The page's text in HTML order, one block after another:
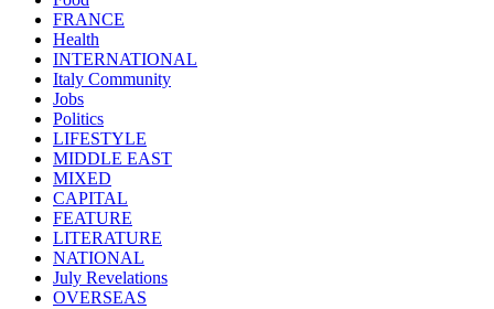
FRANCE
Health
INTERNATIONAL
Italy Community
Jobs
Politics
LIFESTYLE
MIDDLE EAST
MIXED
CAPITAL
FEATURE
LITERATURE
NATIONAL
July Revelations
OVERSEAS